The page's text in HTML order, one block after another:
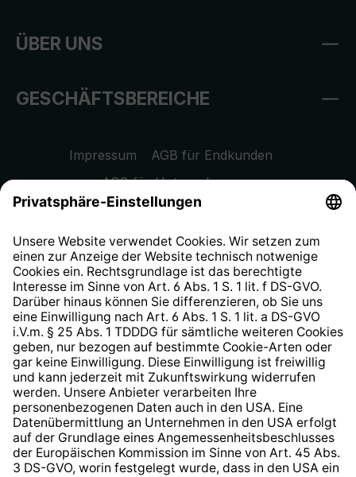
ÜBER UNS
GESCHÄFTSBEREICHE
Impressum
AGB für Endkunden
AGB für Unternehmen
Datenschutzhinweis
Widerrufsrecht
Hinweisgeberschutzsystem
Barrierefreiheit